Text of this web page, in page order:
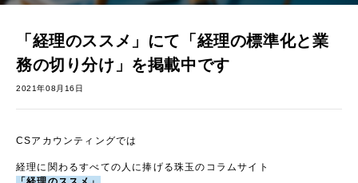
「経理のススメ」にて「経理の標準化と業
務の切り分け」を掲載中です
2021年08月16日
CSアカウンティングでは
経理に関わるすべての人に捧げる珠玉のコラムサイト